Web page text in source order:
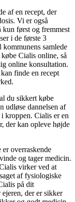
af en recept, der
Vi er også
kun først og fremmest
i de første 3
samlede
Cialis online, så
online konsultation.
finde en recept
du sikkert købe
udløse dannelsen af
kroppen. Cialis er en
der kan opleve højde
overraskende
og tager medicin.
virker ved at
af ​​fysiologiske
på dit
der er sikker